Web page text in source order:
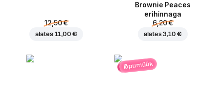
12,50 €
alates 11,00 €
Brownie Peaces
erihinnaga
6,20 €
alates3,10 €
lõpumüük